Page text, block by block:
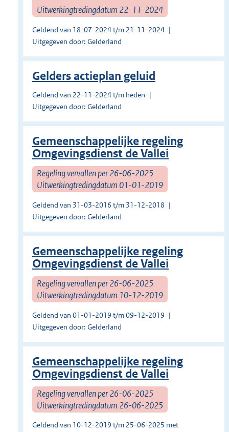
Uitwerkingtredingdatum 22-11-2024
Geldend van 18-07-2024 t/m 21-11-2024
Uitgegeven door: Gelderland
Gelders actieplan geluid
Geldend van 22-11-2024 t/m heden
Uitgegeven door: Gelderland
Gemeenschappelijke regeling
Omgevingsdienst de Vallei
Regeling vervallen per 26-06-2025
Uitwerkingtredingdatum 01-01-2019
Geldend van 31-03-2016 t/m 31-12-2018
Uitgegeven door: Gelderland
Gemeenschappelijke regeling
Omgevingsdienst de Vallei
Regeling vervallen per 26-06-2025
Uitwerkingtredingdatum 10-12-2019
Geldend van 01-01-2019 t/m 09-12-2019
Uitgegeven door: Gelderland
Gemeenschappelijke regeling
Omgevingsdienst de Vallei
Regeling vervallen per 26-06-2025
Uitwerkingtredingdatum 26-06-2025
Geldend van 10-12-2019 t/m 25-06-2025 met